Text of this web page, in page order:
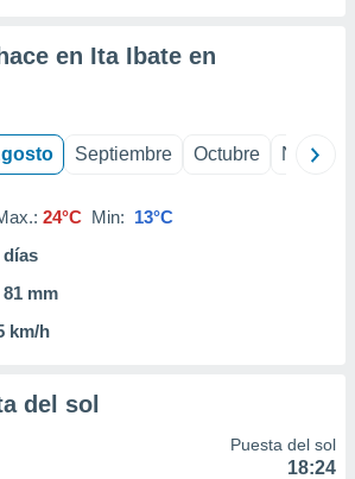
en Ita Ibate en
Septiembre Octubre
24°C Min: 13°C
días
81 mm
km/h
del sol
Puesta del sol
18:24